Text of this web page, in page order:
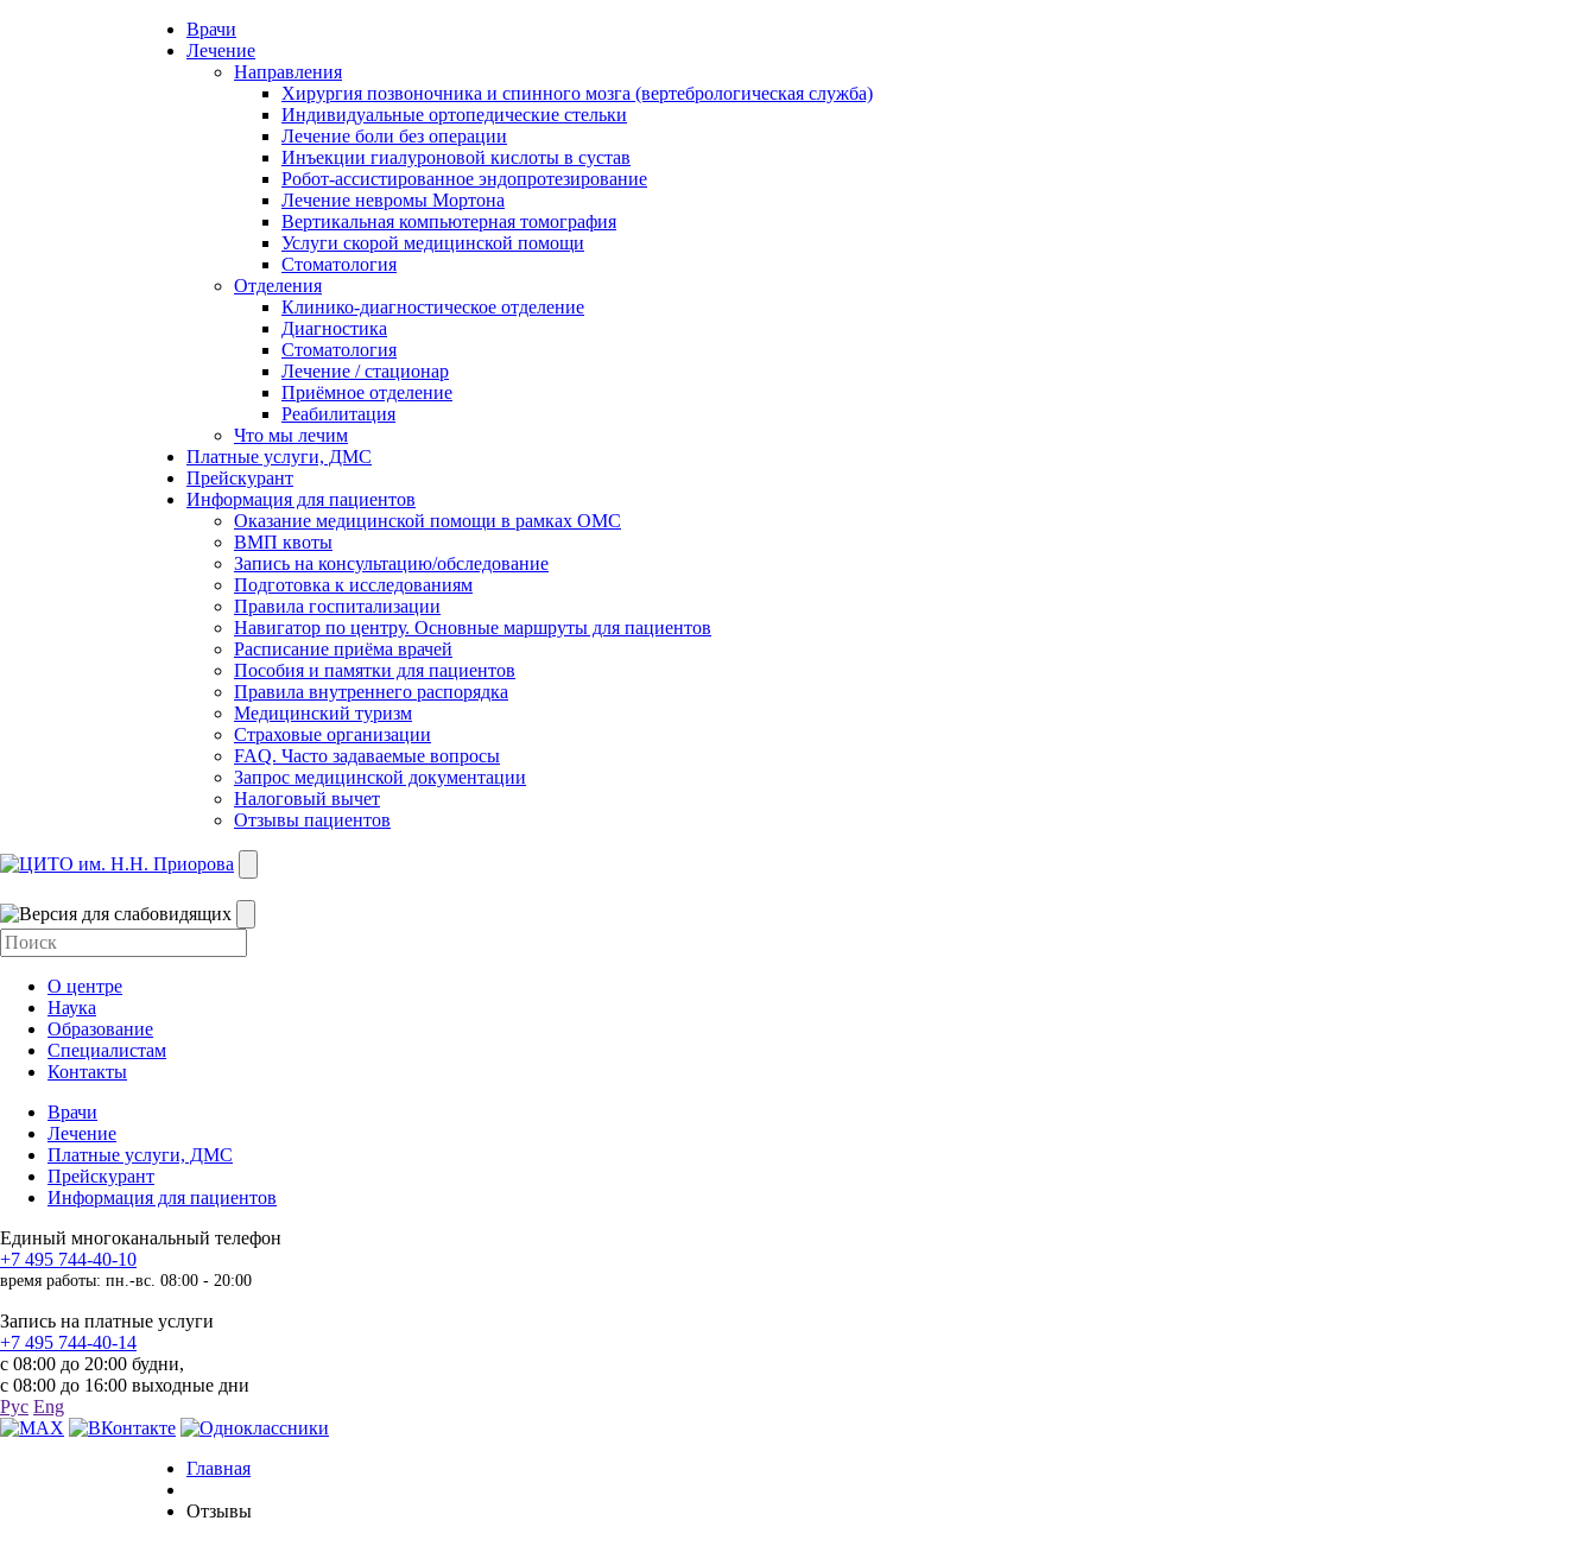
Врачи
Лечение
Направления
Хирургия позвоночника и спинного мозга (вертебрологическая служба)
Индивидуальные ортопедические стельки
Лечение боли без операции
Инъекции гиалуроновой кислоты в сустав
Робот-ассистированное эндопротезирование
Лечение невромы Мортона
Вертикальная компьютерная томография
Услуги скорой медицинской помощи
Стоматология
Отделения
Клинико-диагностическое отделение
Диагностика
Стоматология
Лечение / стационар
Приёмное отделение
Реабилитация
Что мы лечим
Платные услуги, ДМС
Прейскурант
Информация для пациентов
Оказание медицинской помощи в рамках ОМС
ВМП квоты
Запись на консультацию/обследование
Подготовка к исследованиям
Правила госпитализации
Навигатор по центру. Основные маршруты для пациентов
Расписание приёма врачей
Пособия и памятки для пациентов
Правила внутреннего распорядка
Медицинский туризм
Страховые организации
FAQ. Часто задаваемые вопросы
Запрос медицинской документации
Налоговый вычет
Отзывы пациентов
О центре
Наука
Образование
Специалистам
Контакты
Врачи
Лечение
Платные услуги, ДМС
Прейскурант
Информация для пациентов
Единый многоканальный телефон
+7 495 744-40-10
время работы: пн.-вс. 08:00 - 20:00
Запись на платные услуги
+7 495 744-40-14
с 08:00 до 20:00 будни,
с 08:00 до 16:00 выходные дни
Рус Eng
Главная
Отзывы